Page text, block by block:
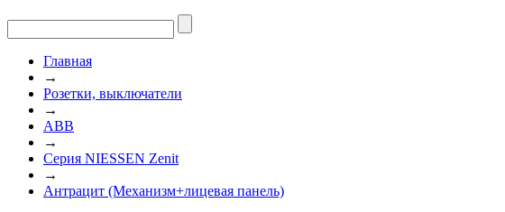
Главная
→
Розетки, выключатели
→
ABB
→
Серия NIESSEN Zenit
→
Антрацит (Механизм+лицевая панель)